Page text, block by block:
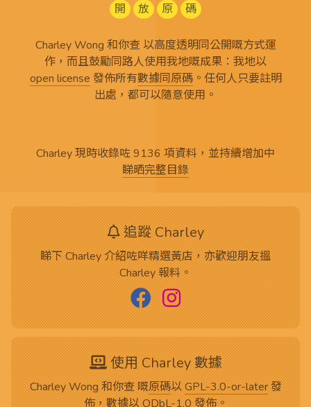
開
放 原 碼
Charley Wong 和你查 以高度透明同公開嘅方式運
作，而且鼓勵同路人使用我地嘅成果：我地以
open license 發佈所有數據同原碼。任何人只要註明
出處，都可以隨意使用。
Charley 現時收錄咗 9136 項資料，並持續增加中
睇晒完整目錄
追蹤 Charley
睇下 Charley 介紹咗咩精選黃店，亦歡迎朋友搵
Charley 報料。
使用 Charley 數據
Charley Wong 和你查 嘅原碼以GPL-3.0-or-later發
佈，數據以ODbL-1.0發佈。